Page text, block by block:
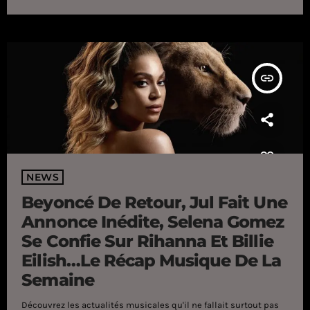
insert_link
NEWS
Beyoncé De Retour, Jul Fait Une
Annonce Inédite, Selena Gomez
Se Confie Sur Rihanna Et Billie
Eilish…Le Récap Musique De La
Semaine
Découvrez les actualités musicales qu'il ne fallait surtout pas